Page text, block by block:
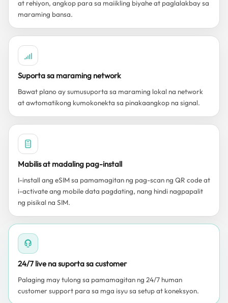
at rehiyon, angkop para sa maiikling biyahe at paglalakbay sa
maraming bansa.
Suporta sa maraming network
Bawat plano ay sumusuporta sa maraming lokal na network
at awtomatikong kumokonekta sa pinakaangkop na signal.
Mabilis at madaling pag-install
I-install ang eSIM sa pamamagitan ng pag-scan ng QR code at
i-activate ang mobile data pagdating, nang hindi nagpapalit
ng pisikal na SIM.
24/7 live na suporta sa customer
Palaging may tulong sa pamamagitan ng 24/7 human
customer support para sa mga isyu sa setup at koneksyon.